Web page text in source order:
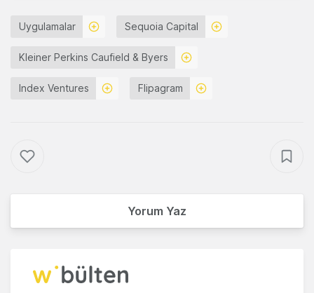
Uygulamalar Sequoia Capital
Kleiner Perkins Caufield & Byers
Index Ventures Flipagram
Yorum Yaz